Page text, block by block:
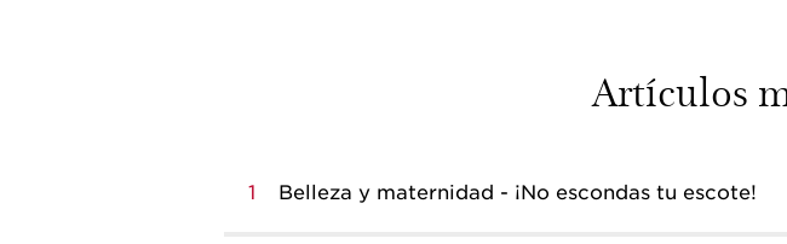
Artículos
1 Belleza y maternidad - ¡No escondas tu escote!